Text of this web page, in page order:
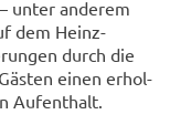
unter an­de­rem
dem Heinz-​
durch die
einen er­hol­
Auf­ent­halt.